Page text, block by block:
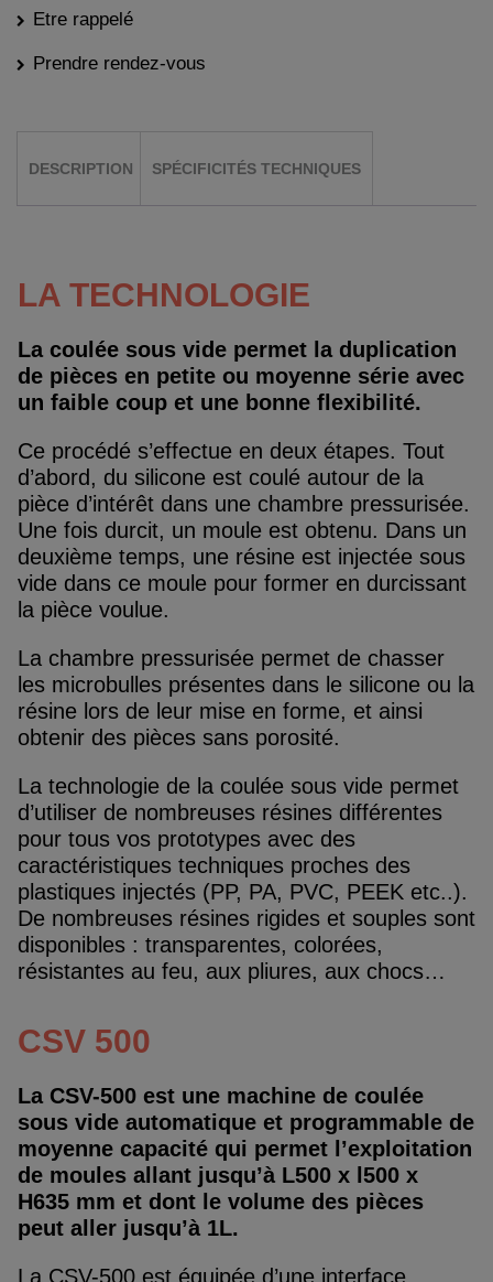
Etre rappelé
Prendre rendez-vous
DESCRIPTION SPÉCIFICITÉS TECHNIQUES
LA TECHNOLOGIE
La coulée sous vide permet la duplication
de pièces en petite ou moyenne série avec
un faible coup et une bonne flexibilité.
Ce procédé s’effectue en deux étapes. Tout
d’abord, du silicone est coulé autour de la
pièce d’intérêt dans une chambre pressurisée.
Une fois durcit, un moule est obtenu. Dans un
deuxième temps, une résine est injectée sous
vide dans ce moule pour former en durcissant
la pièce voulue.
La chambre pressurisée permet de chasser
les microbulles présentes dans le silicone ou la
résine lors de leur mise en forme, et ainsi
obtenir des pièces sans porosité.
La technologie de la coulée sous vide permet
d’utiliser de nombreuses résines différentes
pour tous vos prototypes avec des
caractéristiques techniques proches des
plastiques injectés (PP, PA, PVC, PEEK etc..).
De nombreuses résines rigides et souples sont
disponibles : transparentes, colorées,
résistantes au feu, aux pliures, aux chocs…
CSV 500
La CSV-500 est une machine de coulée
sous vide automatique et programmable de
moyenne capacité qui permet l’exploitation
de moules allant jusqu’à L500 x l500 x
H635 mm et dont le volume des pièces
peut aller jusqu’à 1L.
La CSV-500 est équipée d’une interface